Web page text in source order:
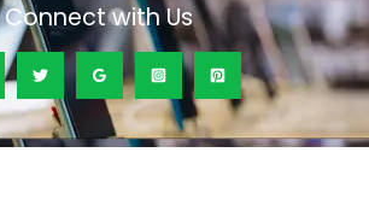
Connect with Us